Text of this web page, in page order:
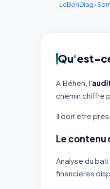
LeBonDiag›
Qu'est-
A Béhen, l'
chemin chiffre
Il doit etre
Le contenu
Analyse du
financieres